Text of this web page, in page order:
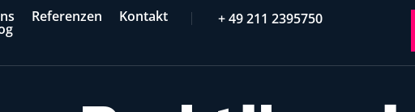
Referenzen Kontakt + 49 211 2395750